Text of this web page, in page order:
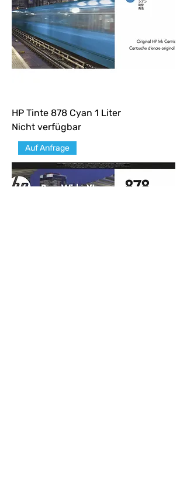
HP Tinte 878 Cyan 1 Liter
Nicht verfügbar
Auf Anfrage